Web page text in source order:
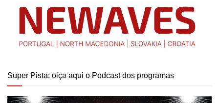
Super Pista: oiça aqui o Podcast dos programas